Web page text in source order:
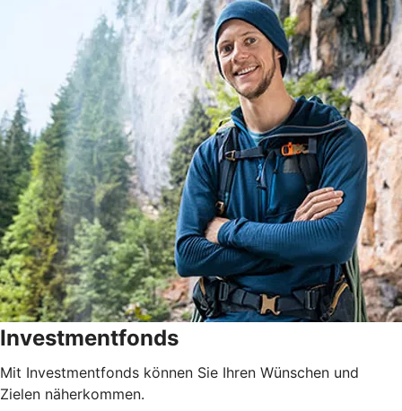
Investmentfonds
Mit Investmentfonds können Sie Ihren Wünschen und
Zielen näherkommen.